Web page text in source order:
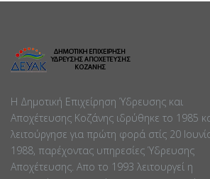
Η Δημοτική Επιχείρηση Ύδρευσης και
Αποχέτευσης Κοζάνης ιδρύθηκε το 1985
λειτούργησε για πρώτη φορά στίς 20
1988, παρέχοντας υπηρεσίες Ύδρευσης
Αποχέτευσης. Απο το 1993 λειτουργεί η